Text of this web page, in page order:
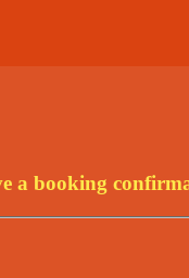
a booking